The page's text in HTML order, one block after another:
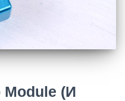
Module (И